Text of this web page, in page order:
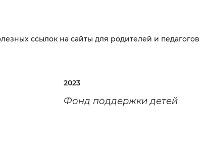
ссылок на сайты для родителей и педагогов
2023
Фонд поддержки детей